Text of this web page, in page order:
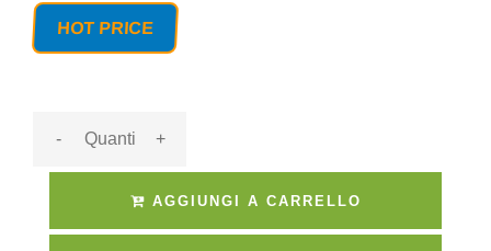
HOT PRICE
- +
AGGIUNGI A CARRELLO